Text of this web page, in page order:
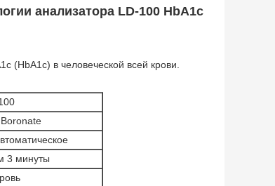
анализатора LD-100 HbA1c
(HbA1c) в человеческой всей крови.
3 минуты